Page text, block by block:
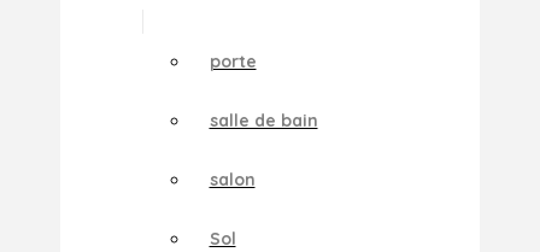
porte
salle de bain
salon
Sol